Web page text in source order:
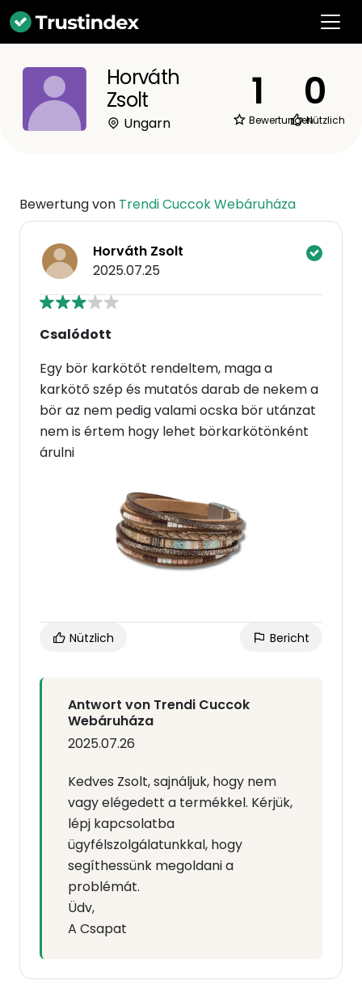
Horváth
Zsolt
Ungarn
1
Bewertungen
0
Nützlich
Bewertung von Trendi Cuccok Webáruháza
Horváth Zsolt
2025.07.25
Csalódott
Egy bör karkötőt rendeltem, maga a
karkötő szép és mutatós darab de nekem a
bör az nem pedig valami ocska bör utánzat
nem is értem hogy lehet börkarkötönként
árulni
Nützlich Bericht
Antwort von Trendi Cuccok
Webáruháza
2025.07.26
Kedves Zsolt, sajnáljuk, hogy nem
vagy elégedett a termékkel. Kérjük,
lépj kapcsolatba
ügyfélszolgálatunkkal, hogy
segíthessünk megoldani a
problémát.
Üdv,
A Csapat